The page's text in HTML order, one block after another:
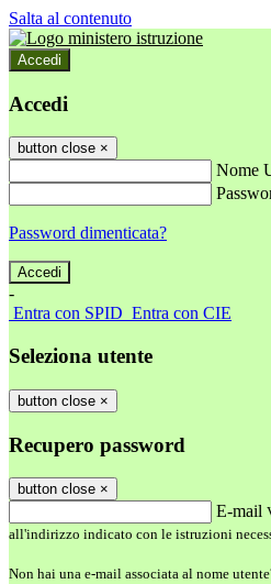
Salta al contenuto
Accedi
Accedi
button close ×
Nome
Password dimenticata?
-
Entra con SPID Entra con CIE
Seleziona utente
button close ×
Recupero password
button close ×
E-mail
all'indirizzo indicato con le istruzioni
Non hai una e-mail associata al nome